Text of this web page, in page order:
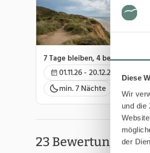
Diese
Wir
und die
der
7 Tage bleiben, 4 bezahlen
01.11.26 - 20.12.26
min. 7 Nächte
23 Bewertungen